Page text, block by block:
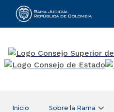
Rama Judicial
Inicio Sobre la Rama